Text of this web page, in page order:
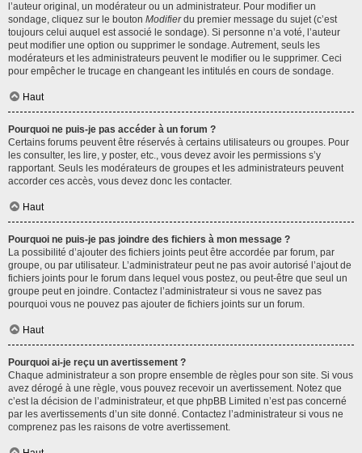
l’auteur original, un modérateur ou un administrateur. Pour modifier un
sondage, cliquez sur le bouton Modifierdu premier message du sujet (c’est
toujours celui auquel est associé le sondage). Si personne n’a voté, l’auteur
peut modifier une option ou supprimer le sondage. Autrement, seuls les
modérateurs et les administrateurs peuvent le modifier ou le supprimer. Ceci
pour empêcher le trucage en changeant les intitulés en cours de sondage.
Haut
Pourquoi ne puis-je pas accéder à un forum ?
Certains forums peuvent être réservés à certains utilisateurs ou groupes. Pour
les consulter, les lire, y poster, etc., vous devez avoir les permissions s’y
rapportant. Seuls les modérateurs de groupes et les administrateurs peuvent
accorder ces accès, vous devez donc les contacter.
Haut
Pourquoi ne puis-je pas joindre des fichiers à mon message ?
La possibilité d’ajouter des fichiers joints peut être accordée par forum, par
groupe, ou par utilisateur. L’administrateur peut ne pas avoir autorisé l’ajout de
fichiers joints pour le forum dans lequel vous postez, ou peut-être que seul un
groupe peut en joindre. Contactez l’administrateur si vous ne savez pas
pourquoi vous ne pouvez pas ajouter de fichiers joints sur un forum.
Haut
Pourquoi ai-je reçu un avertissement ?
Chaque administrateur a son propre ensemble de règles pour son site. Si vous
avez dérogé à une règle, vous pouvez recevoir un avertissement. Notez que
c’est la décision de l’administrateur, et que phpBB Limited n’est pas concerné
par les avertissements d’un site donné. Contactez l’administrateur si vous ne
comprenez pas les raisons de votre avertissement.